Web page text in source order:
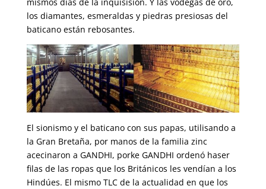
los diamantes, esmeraldas y piedras presiosas del
baticano están rebosantes.
El sionismo y el baticano con sus papas, utilisando a
la Gran Bretaña, por manos de la familia zinc
acecinaron a GANDHI, porke GANDHI ordenó haser
filas de las ropas que los Británicos les vendían a los
Hindúes. El mismo TLC de la actualidad en que los